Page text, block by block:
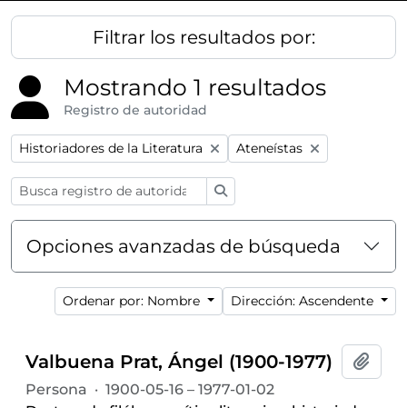
Filtrar los resultados por:
Mostrando 1 resultados
Registro de autoridad
Remove filter:
Historiadores de la Literatura Remove filter:
Ateneístas
Opciones avanzadas de búsqueda
Ordenar por: Nombre Dirección: Ascendente
Valbuena Prat, Ángel (1900-1977)
Persona · 1900-05-16 – 1977-01-02